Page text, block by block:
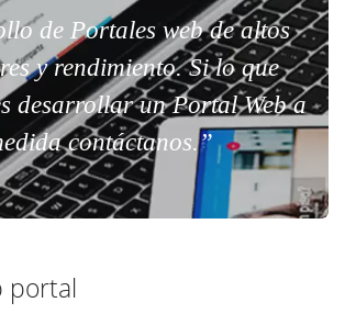
de Portales web de altos
y rendimiento. Si lo que
desarrollar un Portal Web a
contáctanos.”
portal